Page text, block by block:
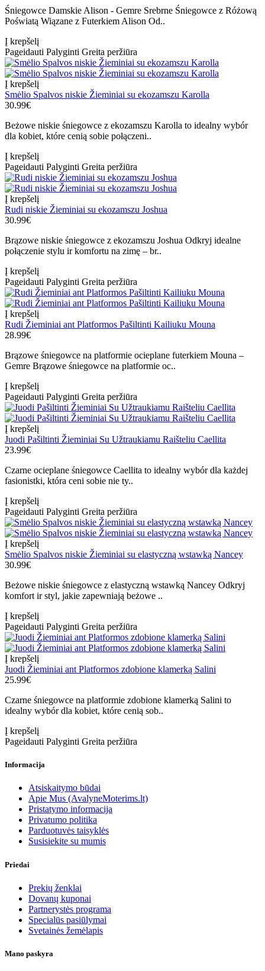
Śniegowce Damskie Alison - Gemre Srebrne Śniegowce z Różową
Poświatą Wiązane z Futerkiem Alison Od..
Į krepšelį
Pageidauti Palyginti Greita peržiūra
Į krepšelį
Smėlio Spalvos niskie Žieminiai su ekozamszu Karolla
30.99€
Beżowe niskie śniegowce z ekozamszu Karolla to idealny wybór
dla kobiet, które cenią sobie połączeni..
Į krepšelį
Pageidauti Palyginti Greita peržiūra
Į krepšelį
Rudi niskie Žieminiai su ekozamszu Joshua
30.99€
Brązowe niskie śniegowce z ekozamszu Joshua Odkryj idealne
połączenie stylu ir komfortu na zimę – br..
Į krepšelį
Pageidauti Palyginti Greita peržiūra
Į krepšelį
Rudi Žieminiai ant Platformos Pašiltinti Kailiuku Mouna
28.99€
Brązowe śniegowce na platformie ocieplane futerkiem Mouna –
Gemre Brązowe śniegowce na platformie oc..
Į krepšelį
Pageidauti Palyginti Greita peržiūra
Į krepšelį
Juodi Pašiltinti Žieminiai Su Užtraukiamu Raišteliu Caellita
23.99€
Czarne ocieplane śniegowce Caellita to idealny wybór dla każdej
fasionistki, która ceni sobie nie ty..
Į krepšelį
Pageidauti Palyginti Greita peržiūra
Į krepšelį
Smėlio Spalvos niskie Žieminiai su elastyczną wstawką Nancey
30.99€
Beżowe niskie śniegowce z elastyczną wstawką Nancey Odkryj
komfort ir styl, jakie zapewniają beżowe ..
Į krepšelį
Pageidauti Palyginti Greita peržiūra
Į krepšelį
Juodi Žieminiai ant Platformos zdobione klamerką Salini
25.99€
Czarne śniegowce na platformie zdobione klamerką Salini to
idealny wybór dla kobiet, które cenią sob..
Į krepšelį
Pageidauti Palyginti Greita peržiūra
Informacija
Atsiskaitymo būdai
Apie Mus (AvalyneMoterims.lt)
Pristatymo informacija
Privatumo politika
Parduotuvės taisyklės
Susisiekite su mumis
Priedai
Prekių ženklai
Dovanų kuponai
Partnerystės programa
Specialūs pasiūlymai
Svetainės žemėlapis
Mano paskyra